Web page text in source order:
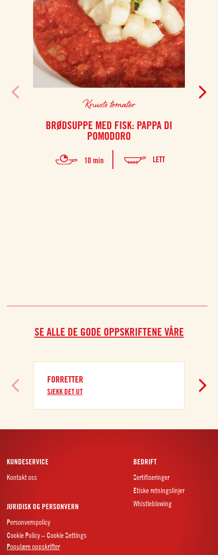
Knuste tomater
BRØDSUPPE MED FISK: PAPPA DI
POMODORO
10 min LETT
SE ALLE DE GODE OPPSKRIFTENE VÅRE
FORRETTER
SJEKK DET UT
KUNDESERVICE
Kontakt oss
BEDRIFT
Sertifiseringer
Etiske retningslinjer
Whistleblowing
JURIDISK OG PERSONVERN
Personvernpolicy
Cookie Policy – Cookie Settings
Populære oppskrifter